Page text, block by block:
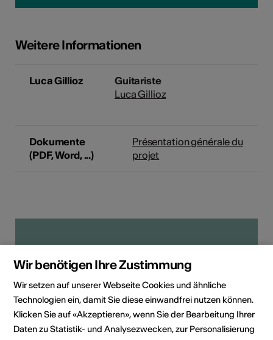
Weitere Informationen
Luca Gillioz
Guitariste
Luca Gillioz
Dokumente
(PDF, Word, ...)
Présentation générale du
projet
Wir benötigen Ihre Zustimmung
Wir setzen auf unserer Webseite Cookies und ähnliche
Technologien ein, damit Sie diese einwandfrei nutzen können.
Klicken Sie auf «Akzeptieren», wenn Sie der Bearbeitung Ihrer
Daten zu Statistik- und Analysezwecken, zur Personalisierung